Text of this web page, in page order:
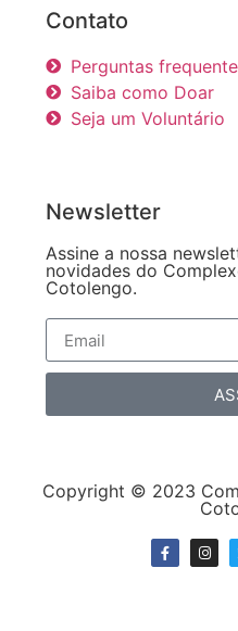
Contato
Perguntas
Saiba como Doar
Seja um Voluntário
Newsletter
Assine a nossa
novidades do
Cotolengo.
Copyright © 2023